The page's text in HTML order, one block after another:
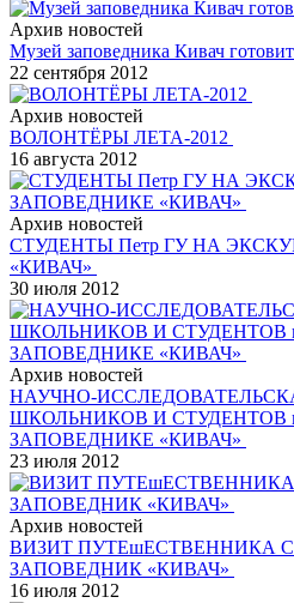
Архив новостей
Музей заповедника Кивач
22 сентября 2012
Архив новостей
ВОЛОНТЁРЫ ЛЕТА-2012
16 августа 2012
Архив новостей
СТУДЕНТЫ Петр ГУ НА
«КИВАЧ»
30 июля 2012
Архив новостей
НАУЧНО-
ШКОЛЬНИКОВ И СТУДЕНТОВ
ЗАПОВЕДНИКЕ «КИВАЧ»
23 июля 2012
Архив новостей
ВИЗИТ ПУТЕшЕСТВЕННИКА
ЗАПОВЕДНИК «КИВАЧ»
16 июля 2012